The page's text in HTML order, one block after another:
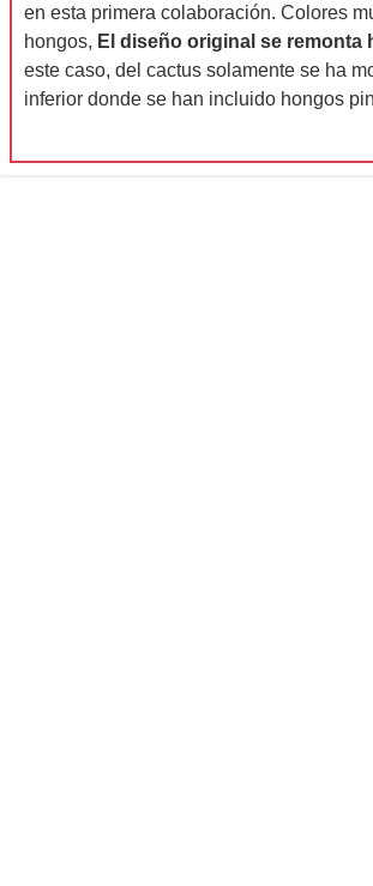
en esta primera colaboración. Colores
hongos, El diseño original se remonta
este caso, del cactus solamente se ha
inferior donde se han incluido hongos